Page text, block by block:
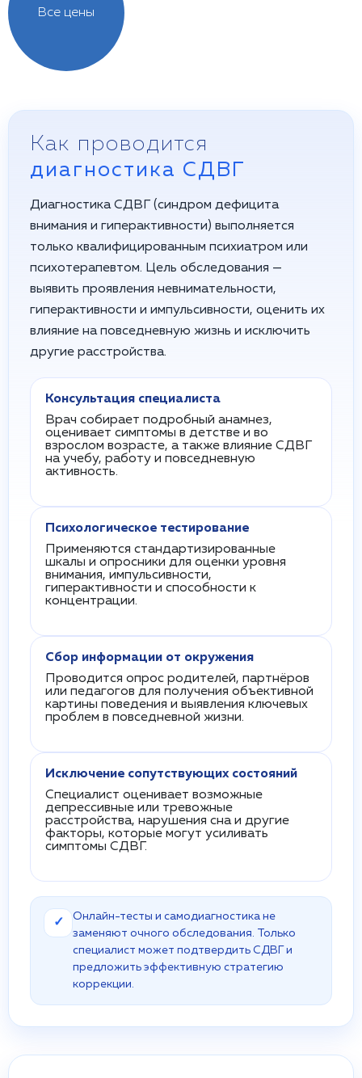
Все цены
Как проводится
диагностика СДВГ
Диагностика СДВГ (синдром дефицита
внимания и гиперактивности) выполняется
только квалифицированным психиатром или
психотерапевтом. Цель обследования —
выявить проявления невнимательности,
гиперактивности и импульсивности, оценить их
влияние на повседневную жизнь и исключить
другие расстройства.
Консультация специалиста
Врач собирает подробный анамнез,
оценивает симптомы в детстве и во
взрослом возрасте, а также влияние СДВГ
на учебу, работу и повседневную
активность.
Психологическое тестирование
Применяются стандартизированные
шкалы и опросники для оценки уровня
внимания, импульсивности,
гиперактивности и способности к
концентрации.
Сбор информации от окружения
Проводится опрос родителей, партнёров
или педагогов для получения объективной
картины поведения и выявления ключевых
проблем в повседневной жизни.
Исключение сопутствующих состояний
Специалист оценивает возможные
депрессивные или тревожные
расстройства, нарушения сна и другие
факторы, которые могут усиливать
симптомы СДВГ.
✓
Онлайн-тесты и самодиагностика не
заменяют очного обследования. Только
специалист может подтвердить СДВГ и
предложить эффективную стратегию
коррекции.